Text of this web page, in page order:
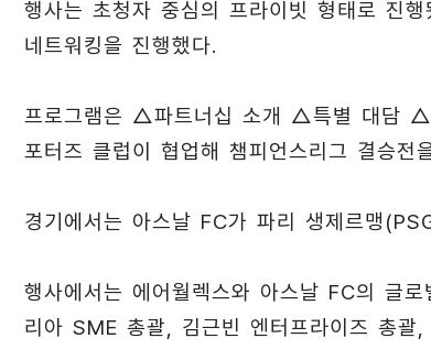
행사는 초청자 중심의 프라이빗 형태로 진
네트워킹을 진행했다.
프로그램은 △파트너십 소개 △특별 대담 △
포터즈 클럽이 협업해 챔피언스리그 결승전
경기에서는 아스날 FC가 파리 생제르맹
행사에서는 에어월렉스와 아스날 FC의 글
리아 SME 총괄, 김근빈 엔터프라이즈 총괄